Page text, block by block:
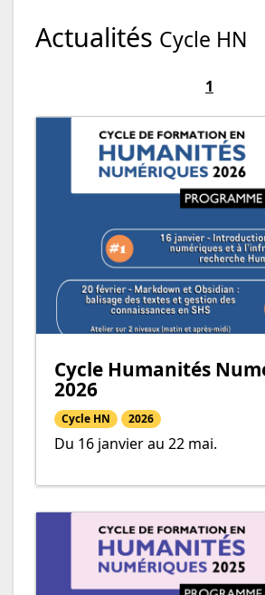
Actualités Cycle HN
1
Cycle Humanités
2026
Cycle HN 2026
Du 16 janvier au 22 mai.